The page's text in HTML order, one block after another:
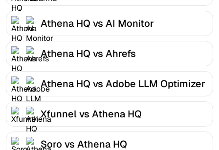
Athena HQ vs AI Monitor
Athena HQ vs Ahrefs
Athena HQ vs Adobe LLM Optimizer
Xfunnel vs Athena HQ
Soro vs Athena HQ